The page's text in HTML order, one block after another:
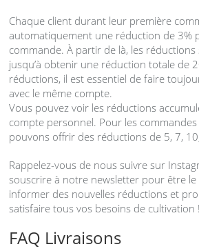
Chaque client durant leur première
automatiquement une réduction de 3%
commande. À partir de là, les réductions
jusqu’à obtenir une réduction totale de
réductions, il est essentiel de faire
avec le même compte.
Vous pouvez voir les réductions
compte personnel. Pour les
pouvons offrir des réductions de 5, 7,
Rappelez-vous de nous suivre sur
souscrire à notre newsletter pour être
informer des nouvelles réductions et
satisfaire tous vos besoins de cultivation !
FAQ Livraisons